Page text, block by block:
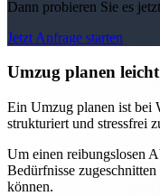
Dann probieren Sie es
Jetzt Anfrage starten
Umzug planen
Ein Umzug planen ist bei
strukturiert und stressfrei
Um einen reibungslosen
Bedürfnisse
können.